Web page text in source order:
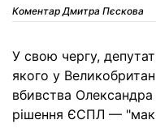
Коментар Дмитра Пєскова
У свою чергу,
якого у
вбивства
рішення ЄСПЛ —